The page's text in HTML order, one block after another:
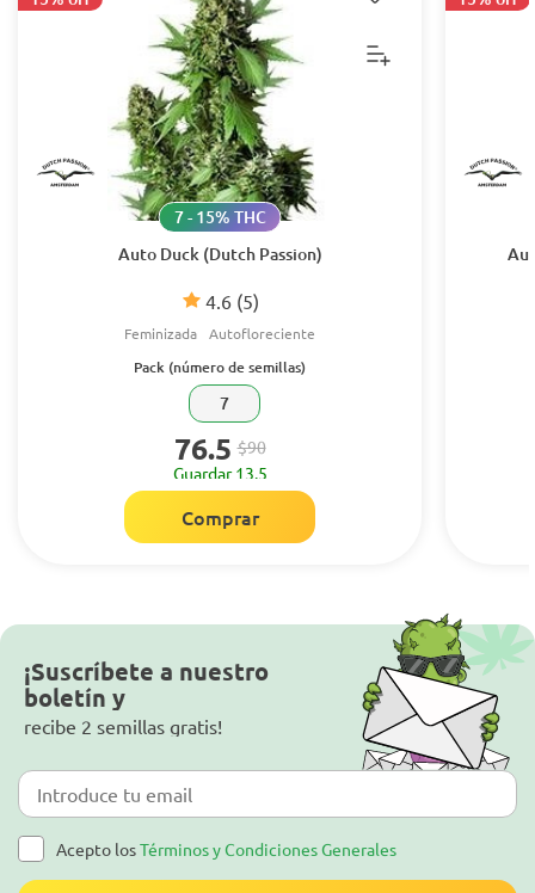
Auto Duck (Dutch Passion)
4.6 (5)
7 - 15% THC
Feminizada Autofloreciente
Pack (número de semillas)
7
76.5 $90
Guardar 13.5
Comprar
¡Suscríbete a nuestro
boletín y
recibe 2 semillas gratis!
Acepto losTérminos y Condiciones Generales